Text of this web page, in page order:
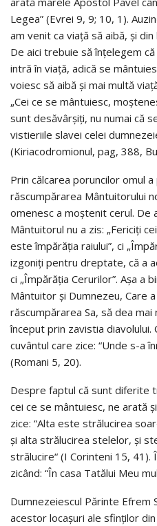
Legea” (Evrei 9, 9; 10, 1).
am venit ca viață să aibă, și
De aici trebuie să înțelegem
intră în viață, adică se
voiesc să aibă și mai multă
„Cei ce se mântuiesc,
sunt desăvârșiți, nu numai că
vistieriile slavei celei
(Kiriacodromionul, pag, 388,
Prin călcarea poruncilor omul
răscumpărarea Mântuitorului
omenesc a moștenit cerul. De
Mântuitorul nu a zis: „Fericiți
este împărăția raiului”, ci
izgoniți pentru dreptate, că a
ci „Împărăția Cerurilor”. Așa a
Mântuitor și Dumnezeu, Care
răscumpărarea Sa, să dea
început prin zavistia diavolului.
cuvântul care zice: “Unde s-a
(Romani 5, 20).
Despre faptul că sunt diferite
cei ce se mântuiesc, ne arată
zice: “Alta este strălucirea
și alta strălucirea stelelor, și
strălucire“ (I Corinteni 15,
zicând: “În casa Tatălui Meu
Dumnezeiescul Părinte Efrem
acestor locașuri ale sfinților